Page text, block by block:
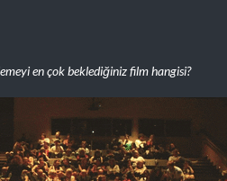
en çok beklediğiniz film hangisi?